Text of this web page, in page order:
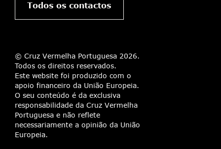
Todos os contactos
© Cruz Vermelha Portuguesa 2026.
Todos os direitos reservados.
Este website foi produzido com o
apoio financeiro da União Europeia.
O seu conteúdo é da exclusiva
responsabilidade da Cruz Vermelha
Portuguesa e não reflete
necessariamente a opinião da União
Europeia.